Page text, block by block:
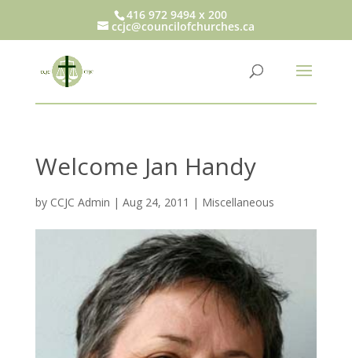
416 972 9494 x 200
ccjc@councilofchurches.ca
Welcome Jan Handy
by CCJC Admin | Aug 24, 2011 | Miscellaneous